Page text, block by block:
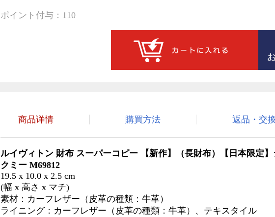
ポイント付与：110
商品详情 購買方法 返品・交
ルイヴィトン 財布 スーパーコピー 【新作】（長財布）【日本限定
クミー M69812
19.5 x 10.0 x 2.5 cm
(幅 x 高さ x マチ)
素材：カーフレザー（皮革の種類：牛革）
ライニング：カーフレザー（皮革の種類：牛革）、テキスタイル